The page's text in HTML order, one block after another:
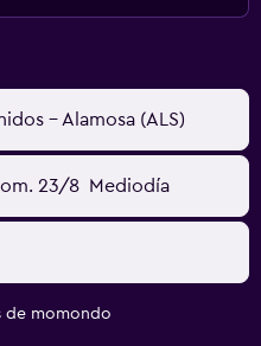
- Alamosa (ALS)
23/8 Mediodía
de momondo